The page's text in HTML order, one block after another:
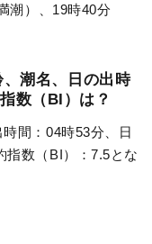
潮）、19時40分
潮名、日の出時
数（BI）は？
間：04時53分、日
指数（BI）：7.5とな